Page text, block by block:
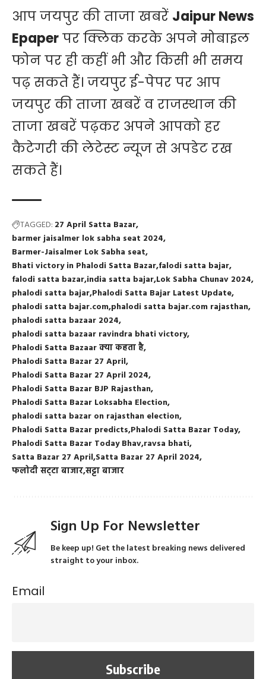
आप जयपुर की ताजा खबरें Jaipur News
Epaperपर क्लिक करके अपने मोबाइल
फोन पर ही कहीं भी और किसी भी समय
पढ़ सकते हैं। जयपुर ई-पेपर पर आप
जयपुर की ताजा खबरें व राजस्थान की
ताजा खबरें पढ़कर अपने आपको हर
कैटेगरी की लेटेस्ट न्यूज से अपडेट रख
सकते हैं।
TAGGED: 27 April Satta Bazar
barmer jaisalmer lok sabha seat 2024
Barmer-Jaisalmer Lok Sabha seat
Bhati victory in Phalodi Satta Bazar falodi satta bajar
falodi satta bazar india satta bajar Lok Sabha Chunav 2024
phalodi satta bajar Phalodi Satta Bajar Latest Update
phalodi satta bajar.com phalodi satta bajar.com rajasthan
phalodi satta bazaar 2024
phalodi satta bazaar ravindra bhati victory
Phalodi Satta Bazaar क्या कहता है
Phalodi Satta Bazar 27 April
Phalodi Satta Bazar 27 April 2024
Phalodi Satta Bazar BJP Rajasthan
Phalodi Satta Bazar Loksabha Election
phalodi satta bazar on rajasthan election
Phalodi Satta Bazar predicts Phalodi Satta Bazar Today
Phalodi Satta Bazar Today Bhav ravsa bhati
Satta Bazar 27 April Satta Bazar 27 April 2024
फलोदी सट्‌टा बाजारसट्टा बाजार
Sign Up For Newsletter
Be keep up! Get the latest breaking news delivered
straight to your inbox.
Email